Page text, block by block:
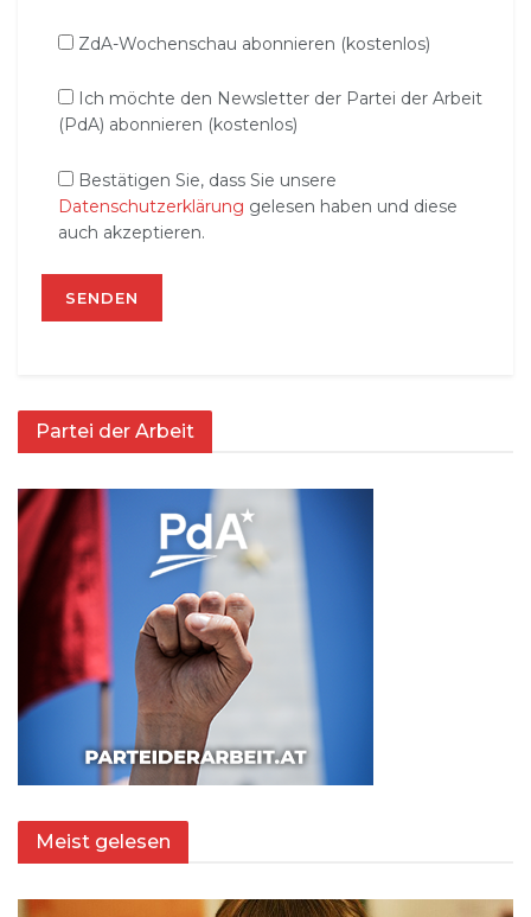
ZdA-Wochenschau abonnieren (kostenlos)
Ich möchte den Newsletter der Partei der Arbeit
(PdA) abonnieren (kostenlos)
Bestätigen Sie, dass Sie unsere
Datenschutzerklärung gelesen haben und diese
auch akzeptieren.
Partei der Arbeit
Meist gelesen